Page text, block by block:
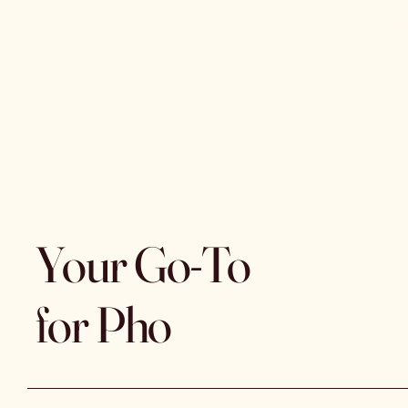
Your Go-To
for Pho